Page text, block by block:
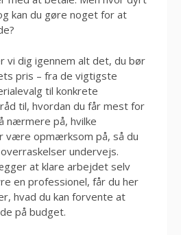
kan du gøre noget for at
vi dig igennem alt det, du bør
pris – fra de vigtigste
til konkrete
til, hvordan du får mest for
nærmere på, hvilke
være opmærksom på, så du
undervejs.
at klare arbejdet selv
en professionel, får du her
hvad du kan forvente at
på budget.